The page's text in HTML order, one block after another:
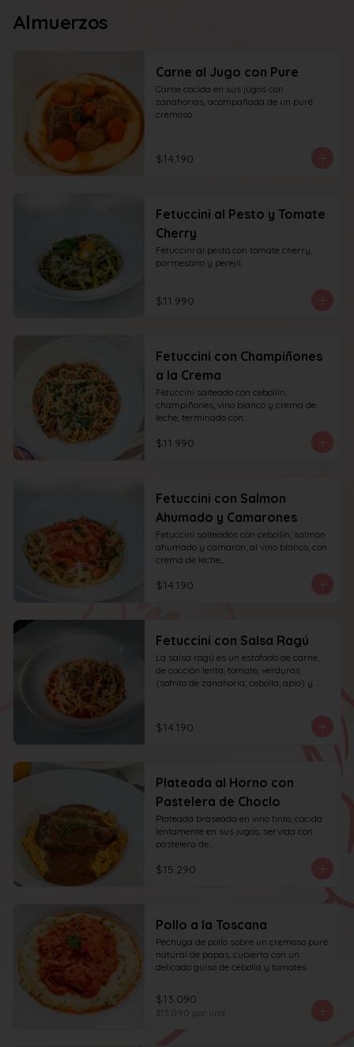
Almuerzos
Carne al Jugo con Pure
Carne cocida en sus jugos con
zanahorias, acompañada de un puré
cremoso.
$14.190
Fetuccini al Pesto y Tomate
Cherry
Fetuccini al pesto con tomate cherry,
parmesano y perejil.
$11.990
Fetuccini con Champiñones
a la Crema
Fetuccini salteado con cebollín,
champiñones, vino blanco y crema de
leche, terminado con
$11.990
Fetuccini con Salmon
Ahumado y Camarones
Fetuccini salteados con cebollín, salmón
ahumado y camarón, al vino blanco, con
crema de leche,
$14.190
Fetuccini con Salsa Ragú
La salsa ragú es un estofado de carne,
de cocción lenta, tomate, verduras
(sofrito de zanahoria, cebolla, apio) y
$14.190
Plateada al Horno con
Pastelera de Choclo
Plateada braseada en vino tinto, cocida
lentamente en sus jugos, servida con
pastelera de
$15.290
Pollo a la Toscana
Pechuga de pollo sobre un cremoso puré
natural de papas, cubierta con un
delicado guiso de cebolla y tomates
blanco y fondo de verduras.
$13.090
$13.090 por und